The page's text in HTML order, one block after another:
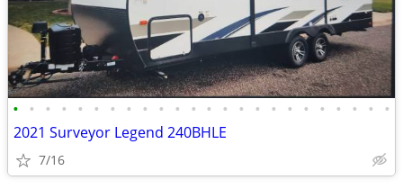
• • • • • • • • • • • • • • • • • • • • • • • •
2021 Surveyor Legend 240BHLE
7/16